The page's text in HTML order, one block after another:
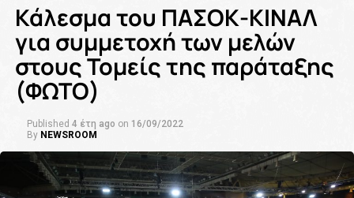
Κάλεσμα του ΠΑΣΟΚ-ΚΙΝΑΛ
για συμμετοχή των μελών
στους Τομείς της παράταξης
(ΦΩΤΟ)
Published 4 έτη ago on 16/09/2022
By NEWSROOM